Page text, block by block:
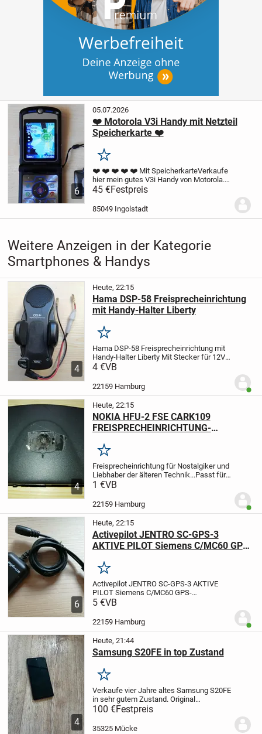
6
05.07.2026
❤️ Motorola V3i Handy mit Netzteil
Speicherkarte ❤️
Merken
❤️ ❤️ ❤️ ❤️ ❤️ Mit SpeicherkarteVerkaufe
hier mein gutes V3i Handy von Motorola.
Das Handy ist gebraucht. Es funktioniert.
Das Handy wird mit dem originalen
Netzteil verkauft. Eine SanDisc
Speicherka...
45 €Festpreis
85049 Ingolstadt
Weitere Anzeigen in der Kategorie
Smartphones & Handys
4
Heute, 22:15
Hama DSP-58 Freisprecheinrichtung
mit Handy-Halter Liberty
Merken
Hama DSP-58 Freisprecheinrichtung mit
Handy-Halter Liberty Mit Stecker für 12V
Anschluß
freigeben.Für Ausstellungen, als...
4 €VB
22159 Hamburg
4
Heute, 22:15
NOKIA HFU-2 FSE CARK109
FREISPRECHEINRICHTUNG-
Merken
Freisprecheinrichtung für Nostalgiker und
Liebhaber der älteren Technik...Passt für
alle Nokiageräte die kompatibel
realistische Preisvortellungen...
1 €VB
22159 Hamburg
6
Heute, 22:15
Activepilot JENTRO SC-GPS-3
AKTIVE PILOT Siemens C/MC60 GPS-
Merken
Activepilot JENTRO SC-GPS-3 AKTIVE
PILOT Siemens C/MC60 GPS-
MausNeuwertiger Active Pilot für
baugleiche.Jentro Activepilot Navigation
GPS Empfänger Maus für KFZ für...
5 €VB
22159 Hamburg
4
Heute, 21:44
Samsung S20FE in top Zustand
Merken
Verkaufe vier Jahre altes Samsung S20FE
in sehr gutem Zustand. Original
Verpackung, Ladekabel sowie
Schutzhülle inklusive.
hat etwas an Leistung eingebüßt,
100 €Festpreis
35325 Mücke